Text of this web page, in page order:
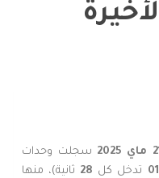
ماي
سجلت وحدات
01 تدخل كل 28 ثانية)، منها